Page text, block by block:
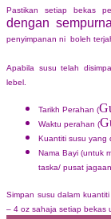
Pastikan setiap bekas
dengan
penyimpanan ni boleh
Apabila susu telah
lebel.
Tarikh Perahan (
Waktu perahan (
Kuantiti susu yang
Nama Bayi (untuk
taska/ pusat
Simpan susu dalam
– 4 oz sahaja setiap bekas